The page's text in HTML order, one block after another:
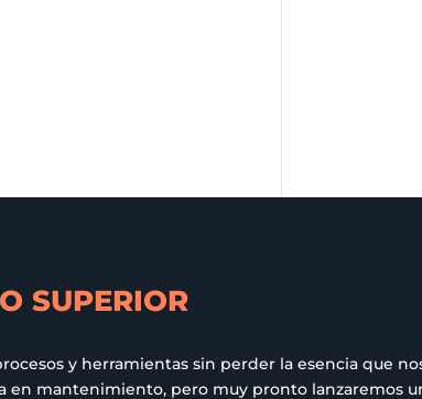
SUPERIOR
y herramientas sin perder la esencia que
en mantenimiento, pero muy pronto lanzaremos